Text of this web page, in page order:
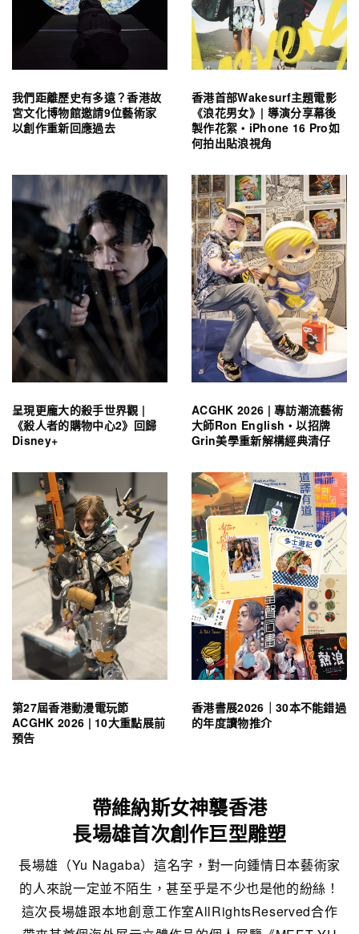
我們距離歷史有多遠？香港故
宮文化博物館邀請9位藝術家
以創作重新回應過去
香港首部Wakesurf主題電影
《浪花男女》| 導演分享幕後
製作花絮・iPhone 16 Pro如
何拍出貼浪視角
呈現更龐大的殺手世界觀 |
《殺人者的購物中心2》回歸
Disney+
ACGHK 2026 | 專訪潮流藝術
大師Ron English・以招牌
Grin美學重新解構經典清仔
第27屆香港動漫電玩節
ACGHK 2026 | 10大重點展前
預告
香港書展2026｜30本不能錯過
的年度讀物推介
帶維納斯女神襲香港
長場雄首次創作巨型雕塑
長場雄（Yu Nagaba）這名字，對一向鍾情日本藝術家
的人來說一定並不陌生，甚至乎是不少也是他的紛絲！
這次長場雄跟本地創意工作室AllRightsReserved合作